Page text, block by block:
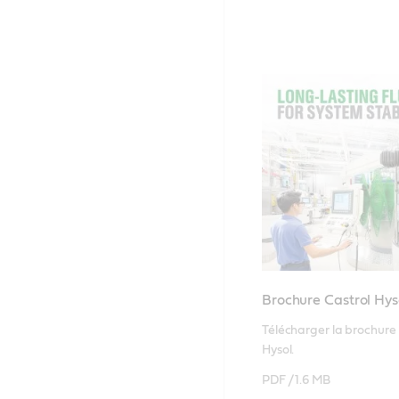
Brochure Castrol
Télécharger la brochure
Hysol.
PDF /1.6 MB